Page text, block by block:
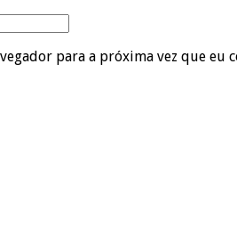
para a próxima vez que eu